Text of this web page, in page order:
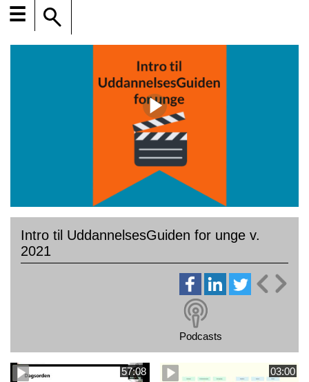
☰
Intro til UddannelsesGuiden for unge v.
2021
Podcasts
57:08 03:00